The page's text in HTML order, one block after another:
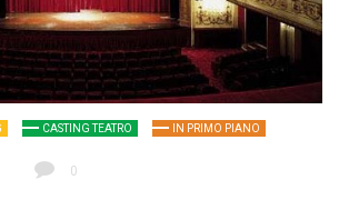
CASTING TEATRO IN PRIMO PIANO
0